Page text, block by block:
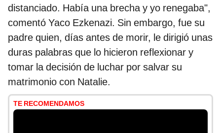
distanciado. Había una brecha y yo renegaba",
comentó Yaco Ezkenazi. Sin embargo, fue su
padre quien, días antes de morir, le dirigió unas
duras palabras que lo hicieron reflexionar y
tomar la decisión de luchar por salvar su
matrimonio con Natalie.
TE RECOMENDAMOS